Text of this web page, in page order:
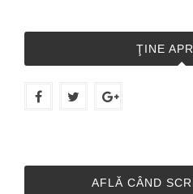
ŢINE
AFLĂ CÂND